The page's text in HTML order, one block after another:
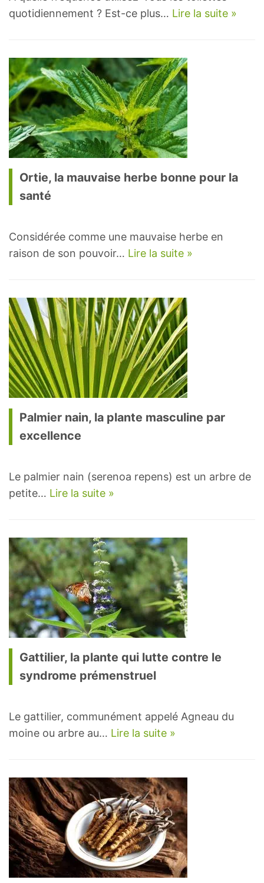
quotidiennement ? Est-ce plus… Lire la suite »
Ortie, la mauvaise herbe bonne pour la
santé
Considérée comme une mauvaise herbe en
raison de son pouvoir… Lire la suite »
Palmier nain, la plante masculine par
excellence
Le palmier nain (serenoa repens) est un arbre de
petite… Lire la suite »
Gattilier, la plante qui lutte contre le
syndrome prémenstruel
Le gattilier, communément appelé Agneau du
moine ou arbre au… Lire la suite »